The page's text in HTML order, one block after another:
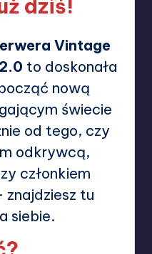
dziś!
Vintage
to doskonała
nową
świecie
od tego, czy
odkrywcą,
członkiem
znajdziesz tu
siebie.